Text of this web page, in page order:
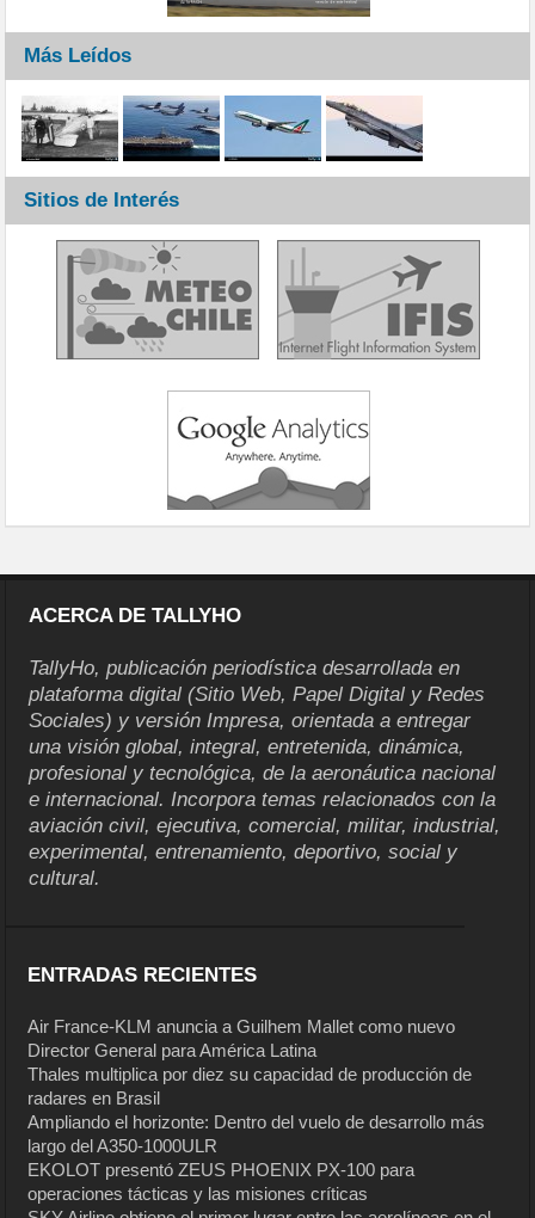
Más Leídos
Sitios de Interés
ACERCA DE TALLYHO
TallyHo, publicación periodística desarrollada en
plataforma digital (Sitio Web, Papel Digital y Redes
Sociales) y versión Impresa, orientada a entregar
una visión global, integral, entretenida, dinámica,
profesional y tecnológica, de la aeronáutica nacional
e internacional. Incorpora temas relacionados con la
aviación civil, ejecutiva, comercial, militar, industrial,
experimental, entrenamiento, deportivo, social y
cultural.
ENTRADAS RECIENTES
Air France-KLM anuncia a Guilhem Mallet como nuevo
Director General para América Latina
Thales multiplica por diez su capacidad de producción de
radares en Brasil
Ampliando el horizonte: Dentro del vuelo de desarrollo más
largo del A350-1000ULR
EKOLOT presentó ZEUS PHOENIX PX-100 para
operaciones tácticas y las misiones críticas